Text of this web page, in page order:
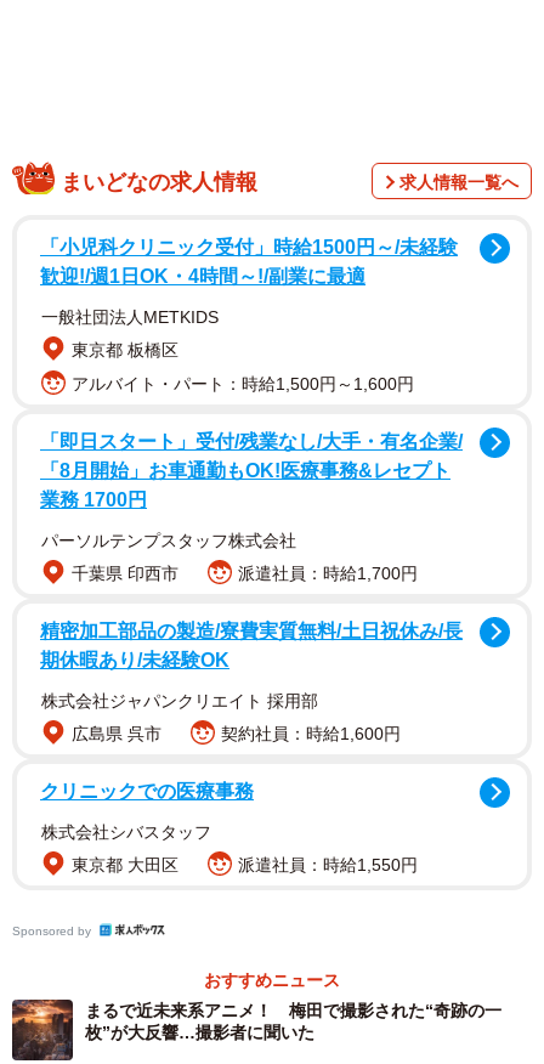
鯨って空飛ぶんだ。 pic.twitter.com/b8O8nYztuv
撮影者の阿部さんa.k.a.留年生。さんに話を聞きました。
「宮城県の柴田町大河原町までのバイパスで撮影しまし
──どのような状況で撮影したのですか？
「父の日のプレゼントを買いに出かけた日に、帰り道で撮
からなくなってしまいました」
──ツイートが話題になりました。
「多くの方々にこの写真を見ていただくことができて嬉し
いです。今回、ツイートが話題になって一番印象的だった
で、感謝しています」
実は、このツイートの約１週間前、愛犬・ポポちゃんが亡
まいどなの求人情報 求人情報一覧へ
「小児科クリニック受付」時給1500円～/未経験
歓迎!/週1日OK・4時間～!/副業に最適
一般社団法人METKIDS
東京都 板橋区
アルバイト・パート：時給1,500円～1,600円
「即日スタート」受付/残業なし/大手・有名企業/
「8月開始」お車通勤もOK!医療事務&レセプト
業務 1700円
パーソルテンプスタッフ株式会社
千葉県 印西市
派遣社員：時給1,700円
精密加工部品の製造/寮費実質無料/土日祝休み/長
期休暇あり/未経験OK
株式会社ジャパンクリエイト 採用部
広島県 呉市
契約社員：時給1,600円
クリニックでの医療事務
株式会社シバスタッフ
東京都 大田区
派遣社員：時給1,550円
Sponsored by
おすすめニュース
まるで近未来系アニメ！ 梅田で撮影された“奇跡の一
枚”が大反響…撮影者に聞いた